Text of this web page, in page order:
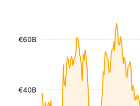
€40B
€60B